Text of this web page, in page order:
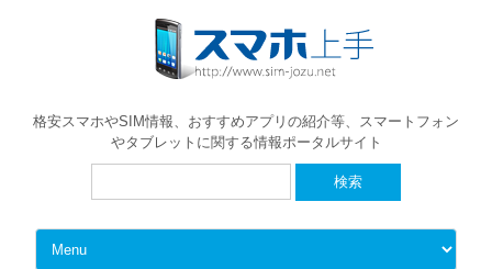
格安スマホやSIM情報、おすすめアプリの紹介等、スマートフォン
やタブレットに関する情報ポータルサイト
Skip to content